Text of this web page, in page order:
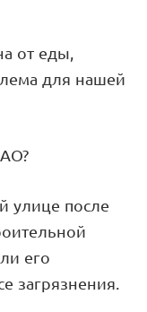
от еды,
для нашей
улице после
его
загрязнения.